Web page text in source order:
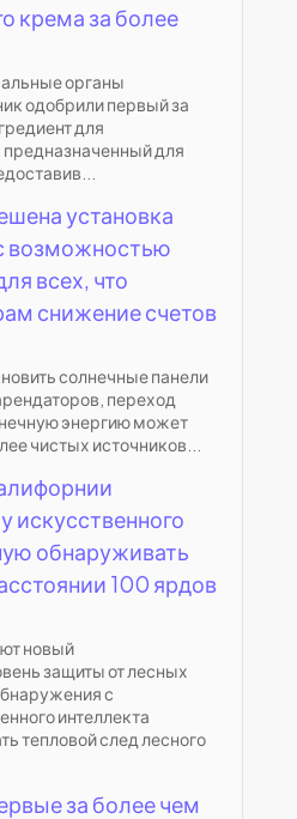
крема за более
органы
одобрили первый за
для
для
установка
возможностью
всех, что
снижение счетов
солнечные панели
переход
энергию может
чистых источников...
искусственного
обнаруживать
100 ярдов
новый
защиты от лесных
с
интеллекта
тепловой след лесного
за более чем